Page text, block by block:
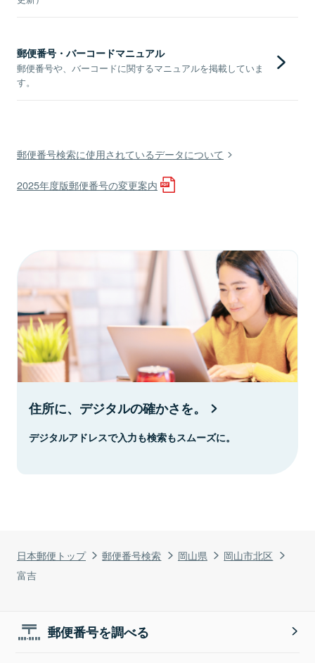
日本郵便トップ 郵便番号検索 岡山県
岡山市北区
富吉
郵便番号・バーコードマニュアル
郵便番号や、バーコードに関するマニュアルを掲載していま
す。
郵便番号検索に使用されているデータについて
2025年度版郵便番号の変更案内
住所に、デジタルの確かさを。
デジタルアドレスで入力も検索もスムーズに。
郵便番号を調べる